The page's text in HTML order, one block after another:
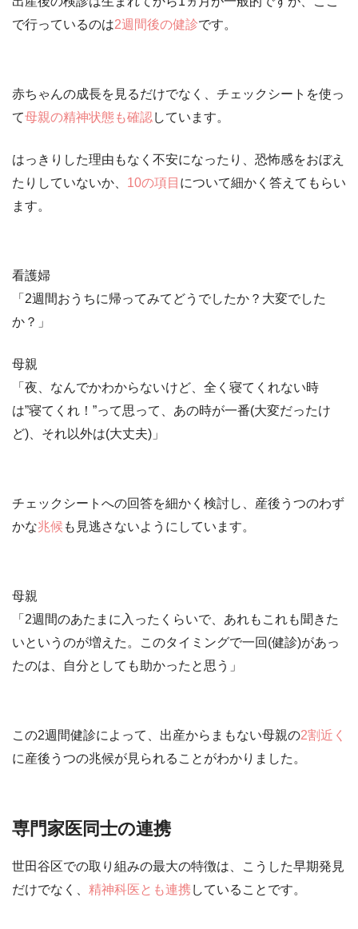
で行っているのは2週間後の健診です。
赤ちゃんの成長を見るだけでなく、チェックシートを使っ
て母親の精神状態も確認しています。
はっきりした理由もなく不安になったり、恐怖感をおぼえ
たりしていないか、 10の項目 について細かく答えてもらい
ます。
看護婦
「2週間おうちに帰ってみてどうでしたか？大変でした
か？」
母親
「夜、なんでかわからないけど、全く寝てくれない時
は”寝てくれ！”って思って、あの時が一番(大変だったけ
ど)、それ以外は(大丈夫)」
チェックシートへの回答を細かく検討し、産後うつのわず
かな兆候 も見逃さないようにしています。
母親
「2週間のあたまに入ったくらいで、あれもこれも聞きた
いというのが増えた。このタイミングで一回(健診)があっ
たのは、自分としても助かったと思う」
この2週間健診によって、 出産からまもない母親の2割近く
に産後うつの兆候が見られる ことがわかりました。
専門家医同士の連携
世田谷区での取り組みの最大の特徴は、こうした早期発見
だけでなく、 精神科医とも連携していることです。